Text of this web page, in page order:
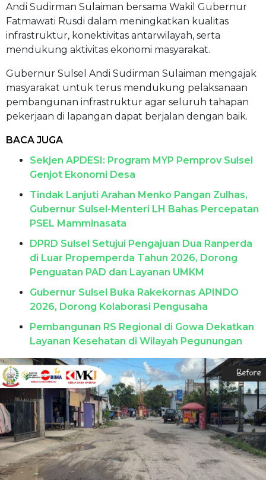
Andi Sudirman Sulaiman bersama Wakil Gubernur
Fatmawati Rusdi dalam meningkatkan kualitas
infrastruktur, konektivitas antarwilayah, serta
mendukung aktivitas ekonomi masyarakat.
Gubernur Sulsel Andi Sudirman Sulaiman mengajak
masyarakat untuk terus mendukung pelaksanaan
pembangunan infrastruktur agar seluruh tahapan
pekerjaan di lapangan dapat berjalan dengan baik.
BACA JUGA
Sekjen APDESI: Program MYP Pemprov Sulsel
Genjot Ekonomi Desa
Tindak Lanjuti Arahan Menko Pangan Zulhas,
Gubernur Sulsel-Menteri LH Bahas Percepatan
PSEL Mamminasata
DPRD Sulsel Setujui Pengajuan Dua Ranperda
di Luar Propemperda Tahun 2026, Dorong
Penguatan PAD dan Layanan UMKM
Gubernur Sulsel Buka Rakekornas APINDO
2026, Dorong Kolaborasi Pengusaha
Pembangunan RS Regional di Gowa Dekatkan
Layanan Kesehatan di Wilayah Pegunungan